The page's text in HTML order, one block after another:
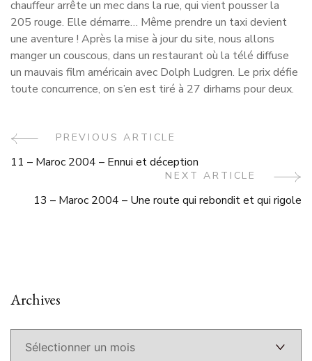
chauffeur arrête un mec dans la rue, qui vient pousser la
205 rouge. Elle démarre… Même prendre un taxi devient
une aventure ! Après la mise à jour du site, nous allons
manger un couscous, dans un restaurant où la télé diffuse
un mauvais film américain avec Dolph Ludgren. Le prix défie
toute concurrence, on s’en est tiré à 27 dirhams pour deux.
Post
PREVIOUS ARTICLE
11 – Maroc 2004 – Ennui et déception
NEXT ARTICLE
13 – Maroc 2004 – Une route qui rebondit et qui rigole
Archives